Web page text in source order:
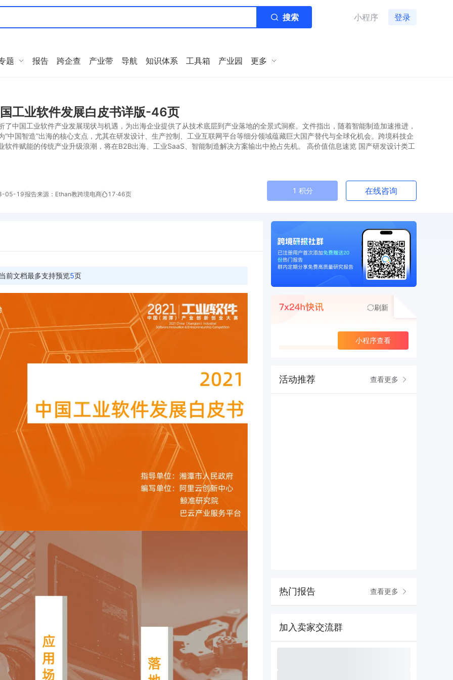
搜索 小程序 登录
题 报告 跨企查 产业带 导航 知识体系 工具箱 产业园 更多
工业软件发展白皮书详版-46页
了中国工业软件产业发展现状与机遇，为出海企业提供了从技术底层到产业落地的全景式洞察。文件指出，随着智能制造加速推进，
“中国智造”出海的核心支点，尤其在研发设计、生产控制、工业互联网平台等细分领域蕴藏巨大国产替代与全球化机会。跨境科技企
软件赋能的传统产业升级浪潮，将在B2B出海、工业SaaS、智能制造解决方案输出中抢占先机。 高价值信息速览 国产研发设计类工
05-19报告来源：Ethan教跨境电商 17·46页 在线咨询
1 积分
前文档最多支持预览5页
刷新
小程序查看
活动推荐 查看更多
热门报告 查看更多
加入卖家交流群